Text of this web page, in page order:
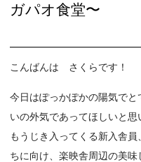
ガパオ食堂〜
こんばんは さくらです！
今日はぽっかぽかの陽気で
いの外気であってほしいと思
もうじき入ってくる新入舎
ちに向け、楽映舎周辺の美